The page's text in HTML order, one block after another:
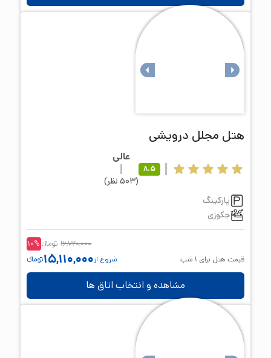
هتل مجلل درویشی
8.5
عالی
(
503 نظر)
پارکینگ
جکوزی
16,720,000 تومانء 10%
قیمت هتل برای 1 شب شروع از15,110,000تومانء
مشاهده و انتخاب اتاق ها